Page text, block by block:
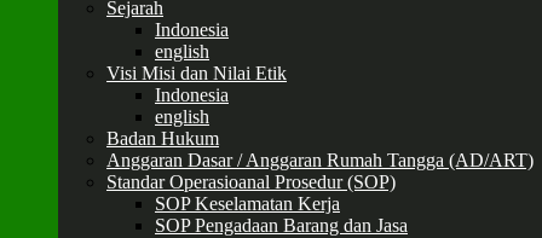
Sejarah
Indonesia
english
Visi Misi dan Nilai Etik
Indonesia
english
Badan Hukum
Anggaran Dasar / Anggaran Rumah Tangga (AD/ART)
Standar Operasioanal Prosedur (SOP)
SOP Keselamatan Kerja
SOP Pengadaan Barang dan Jasa